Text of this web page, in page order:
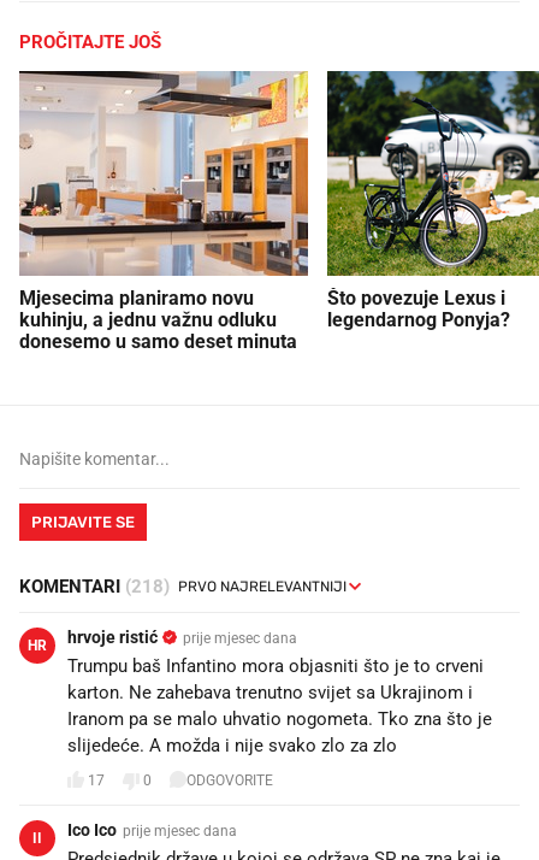
PROČITAJTE JOŠ
Mjesecima planiramo novu
kuhinju, a jednu važnu odluku
donesemo u samo deset minuta
Što povezuje Lexus i
legendarnog Ponyja?
PRIJAVITE SE
KOMENTARI (218)
HR hrvoje ristić prije mjesec dana
Trumpu baš Infantino mora objasniti što je to crveni
karton. Ne zahebava trenutno svijet sa Ukrajinom i
Iranom pa se malo uhvatio nogometa. Tko zna što je
slijedeće. A možda i nije svako zlo za zlo
17 0 ODGOVORITE
II Ico Ico prije mjesec dana